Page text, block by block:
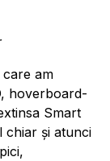
am
hoverboard-
Smart
chiar și atunci